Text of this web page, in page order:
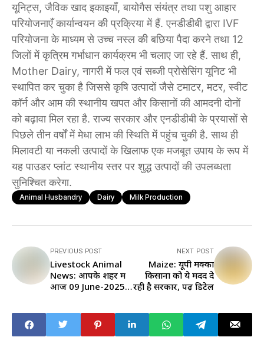
यूनिट्स, जैविक खाद इकाइयाँ, बायोगैस संयंत्र तथा पशु आहार
परियोजनाएँ कार्यान्वयन की प्रक्रिया में हैं. एनडीडीबी द्वारा IVF
परियोजना के माध्यम से उच्च नस्ल की बछिया पैदा करने तथा 12
जिलों में कृत्रिम गर्भाधान कार्यक्रम भी चलाए जा रहे हैं. साथ ही,
Mother Dairy, नागरी में फल एवं सब्जी प्रोसेसिंग यूनिट भी
स्थापित कर चुका है जिससे कृषि उत्पादों जैसे टमाटर, मटर, स्वीट
कॉर्न और आम की स्थानीय खपत और किसानों की आमदनी दोनों
को बढ़ावा मिल रहा है. राज्य सरकार और एनडीडीबी के प्रयासों से
पिछले तीन वर्षों में मेधा लाभ की स्थिति में पहुंच चुकी है. साथ ही
मिलावटी या नकली उत्पादों के खिलाफ एक मजबूत उपाय के रूप में
यह पाउडर प्लांट स्थानीय स्तर पर शुद्ध उत्पादों की उपलब्धता
सुनिश्चित करेगा.
Animal Husbandry Dairy Milk Production
PREVIOUS POST
Livestock Animal
News: आपके शहर में
आज 09 June-2025
NEXT POST
Maize: यूपी मक्‍का
किसानों को ये मदद दे
रही है सरकार, पढ़ें डिटेल